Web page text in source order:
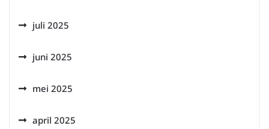
juli 2025
juni 2025
mei 2025
april 2025